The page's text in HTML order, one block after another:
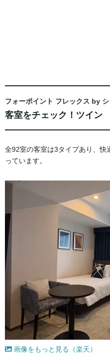
フォーポイント フレックス by
客室をチェック！ツイン
全92室の客室は3タイプあり、快
っています。
画像をもっと見る（楽天）